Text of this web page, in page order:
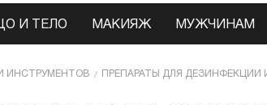
И ТЕЛО МАКИЯЖ МУЖЧИНАМ
ИНСТРУМЕНТОВ ПРЕПАРАТЫ ДЛЯ ДЕЗИНФЕКЦИИ